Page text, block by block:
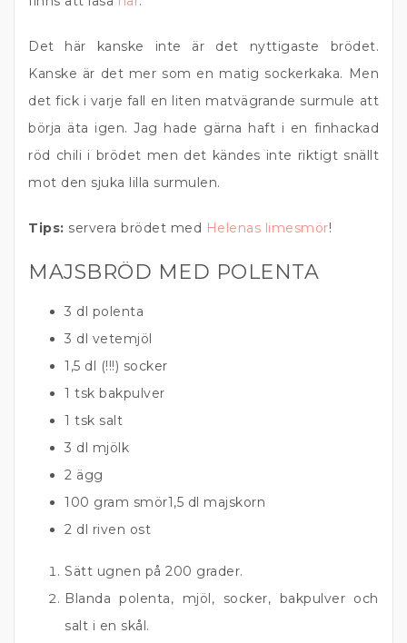
Det här kanske inte är det nyttigaste brödet.
Kanske är det mer som en matig sockerkaka. Men
det fick i varje fall en liten matvägrande surmule att
börja äta igen. Jag hade gärna haft i en finhackad
röd chili i brödet men det kändes inte riktigt snällt
mot den sjuka lilla surmulen.
Tips: servera brödet med Helenas limesmör!
MAJSBRÖD MED POLENTA
3 dl polenta
3 dl vetemjöl
1,5 dl (!!!) socker
1 tsk bakpulver
1 tsk salt
3 dl mjölk
2 ägg
100 gram smör1,5 dl majskorn
2 dl riven ost
Sätt ugnen på 200 grader.
Blanda polenta, mjöl, socker, bakpulver och
salt i en skål.